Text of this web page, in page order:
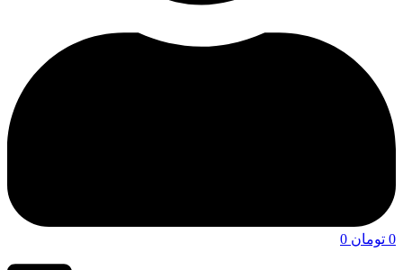
0 تومان 0